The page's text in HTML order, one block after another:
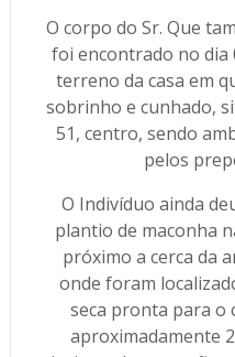
O corpo do Sr. Que
foi encontrado no
terreno da casa em
sobrinho e cunhado,
51, centro, sendo
pelos
O Indivíduo ainda
plantio de maconha
próximo a cerca da
onde foram
seca pronta para o
aproximadamente